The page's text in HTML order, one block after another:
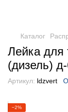
Каталог
Лейка для
(дизель)
Артикул: ldzvert
−2%